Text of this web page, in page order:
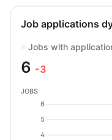
Job applications
Jobs with
6 -3
4
5
6
JOBS